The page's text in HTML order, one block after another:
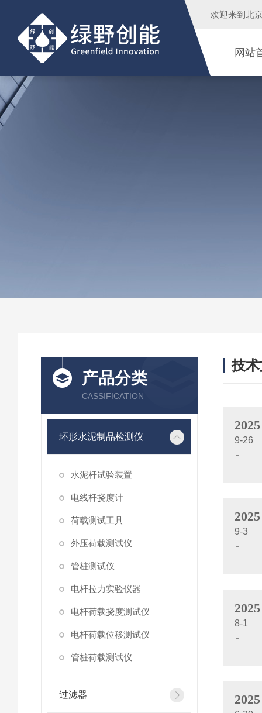
欢迎来到 北
网站
产品分类
CASSIFICATION
环形水泥制品检测仪
水泥杆试验装置
电线杆挠度计
荷载测试工具
外压荷载测试仪
管桩测试仪
电杆拉力实验仪器
电杆荷载挠度测试仪
电杆荷载位移测试仪
管桩荷载测试仪
过滤器
技
2025
9-26
2025
9-3
2025
8-1
2025